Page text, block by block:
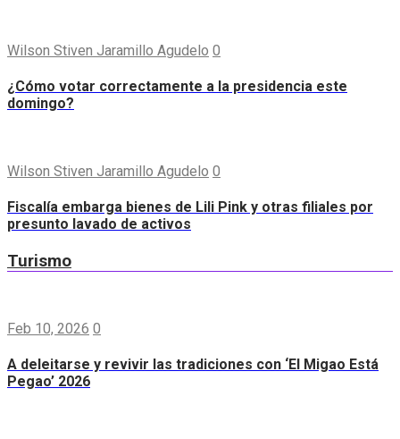
Wilson Stiven Jaramillo Agudelo 0
¿Cómo votar correctamente a la presidencia este
domingo?
Wilson Stiven Jaramillo Agudelo 0
Fiscalía embarga bienes de Lili Pink y otras filiales por
presunto lavado de activos
Turismo
Feb 10, 2026 0
A deleitarse y revivir las tradiciones con ‘El Migao Está
Pegao’ 2026